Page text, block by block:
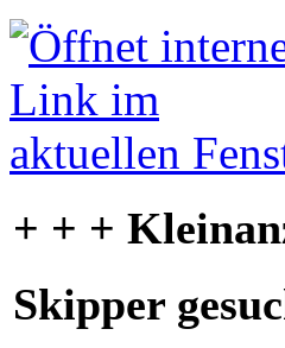
+ + +
Skipper